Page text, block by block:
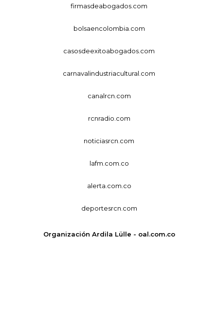
firmasdeabogados.com
bolsaencolombia.com
casosdeexitoabogados.com
carnavalindustriacultural.com
canalrcn.com
rcnradio.com
noticiasrcn.com
lafm.com.co
alerta.com.co
deportesrcn.com
Organización Ardila Lülle - oal.com.co